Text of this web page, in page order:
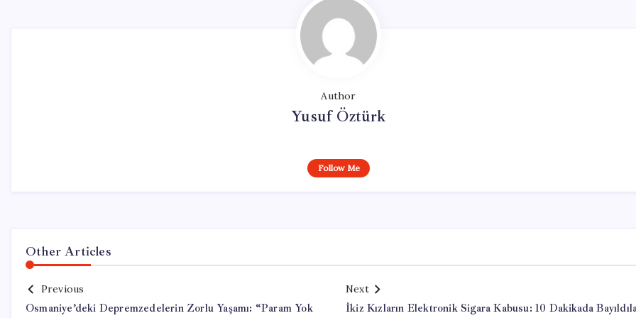
Author
Yusuf Öztürk
Follow Me
Other Articles
Previous
Osmaniye’deki Depremzedelerin Zorlu Yaşamı: “Param Yok
Next
İkiz Kızların Elektronik Sigara Kabusu: 10 Dakikada